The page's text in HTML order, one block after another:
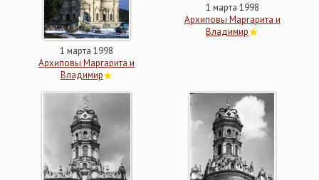
1 марта 1998
Архиповы Маргарита и
Владимир
1 марта 1998
Архиповы Маргарита и
Владимир